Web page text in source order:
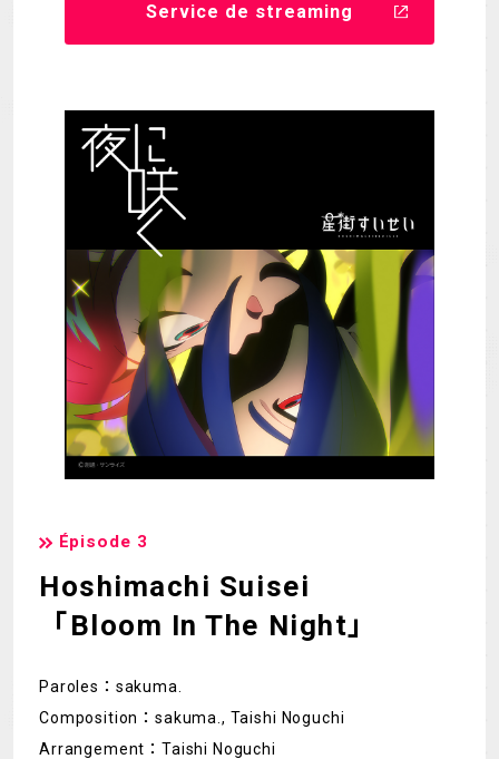
Service de streaming
Épisode 3
Hoshimachi Suisei
「Bloom In The Night」
Paroles：sakuma.
Composition：sakuma., Taishi Noguchi
Arrangement：Taishi Noguchi